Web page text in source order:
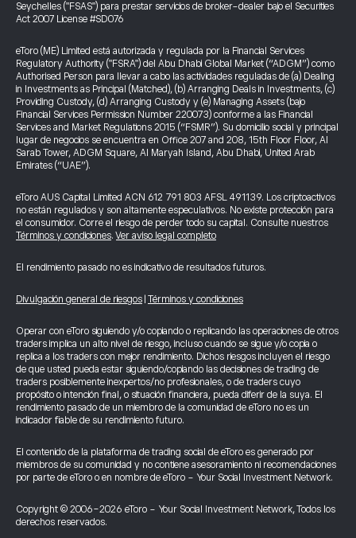
Seychelles ("FSAS") para prestar servicios de broker-dealer bajo el Securities
Act 2007 License #SD076
eToro (ME) Limited está autorizada y regulada por la Financial Services
Regulatory Authority ("FSRA") del Abu Dhabi Global Market (“ADGM”) como
Authorised Person para llevar a cabo las actividades reguladas de (a) Dealing
in Investments as Principal (Matched), (b) Arranging Deals in Investments, (c)
Providing Custody, (d) Arranging Custody y (e) Managing Assets (bajo
Financial Services Permission Number 220073) conforme a las Financial
Services and Market Regulations 2015 (“FSMR”). Su domicilio social y principal
lugar de negocios se encuentra en Office 207 and 208, 15th Floor Floor, Al
Sarab Tower, ADGM Square, Al Maryah Island, Abu Dhabi, United Arab
Emirates (“UAE”).
eToro AUS Capital Limited ACN 612 791 803 AFSL 491139. Los criptoactivos
no están regulados y son altamente especulativos. No existe protección para
el consumidor. Corre el riesgo de perder todo su capital. Consulte nuestros
Términos y condiciones.Ver aviso legal completo
El rendimiento pasado no es indicativo de resultados futuros.
Divulgación general de riesgos Términos y condiciones
Operar con eToro siguiendo y/o copiando o replicando las operaciones de otros
traders implica un alto nivel de riesgo, incluso cuando se sigue y/o copia o
replica a los traders con mejor rendimiento. Dichos riesgos incluyen el riesgo
de que usted pueda estar siguiendo/copiando las decisiones de trading de
traders posiblemente inexpertos/no profesionales, o de traders cuyo
propósito o intención final, o situación financiera, pueda diferir de la suya. El
rendimiento pasado de un miembro de la comunidad de eToro no es un
indicador fiable de su rendimiento futuro.
El contenido de la plataforma de trading social de eToro es generado por
miembros de su comunidad y no contiene asesoramiento ni recomendaciones
por parte de eToro o en nombre de eToro - Your Social Investment Network.
Copyright © 2006-2026 eToro - Your Social Investment Network, Todos los
derechos reservados.